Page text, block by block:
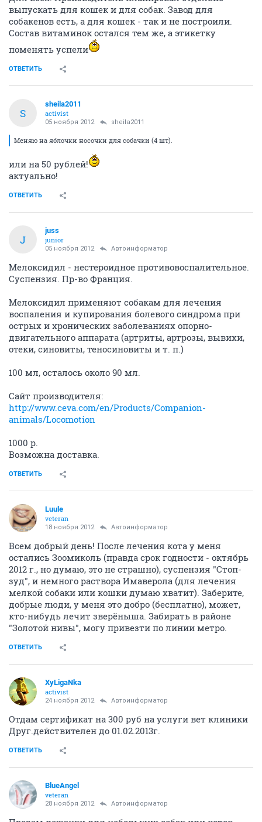
выпускать для кошек и для собак. Завод для
собакенов есть, а для кошек - так и не построили.
Состав витаминок остался тем же, а этикетку
поменять успели
ОТВЕТИТЬ
S
sheila2011
activist
05 ноября 2012 sheila2011
Меняю на яблочки носочки для собачки (4 шт).
или на 50 рублей!
актуально!
ОТВЕТИТЬ
J
juss
junior
05 ноября 2012 Автоинформатор
Мелоксидил - нестероидное противовоспалительное.
Суспензия. Пр-во Франция.
Мелоксидил применяют собакам для лечения
воспаления и купирования болевого синдрома при
острых и хронических заболеваниях опорно-
двигательного аппарата (артриты, артрозы, вывихи,
отеки, синовиты, теносиновиты и т. п.)
100 мл, осталось около 90 мл.
Сайт производителя:
http://www.ceva.com/en/Products/Companion-
animals/Locomotion
1000 р.
Возможна доставка.
ОТВЕТИТЬ
Luule
veteran
18 ноября 2012 Автоинформатор
Всем добрый день! После лечения кота у меня
остались Зоомиколь (правда срок годности - октябрь
2012 г., но думаю, это не страшно), суспензия "Стоп-
зуд", и немного раствора Имаверола (для лечения
мелкой собаки или кошки думаю хватит). Заберите,
добрые люди, у меня это добро (бесплатно), может,
кто-нибудь лечит зверёныша. Забирать в районе
"Золотой нивы", могу привезти по линии метро.
ОТВЕТИТЬ
XуLigaNka
activist
24 ноября 2012 Автоинформатор
Отдам сертификат на 300 руб на услуги вет клиники
Друг.действителен до 01.02.2013г.
ОТВЕТИТЬ
BlueAngel
veteran
28 ноября 2012 Автоинформатор